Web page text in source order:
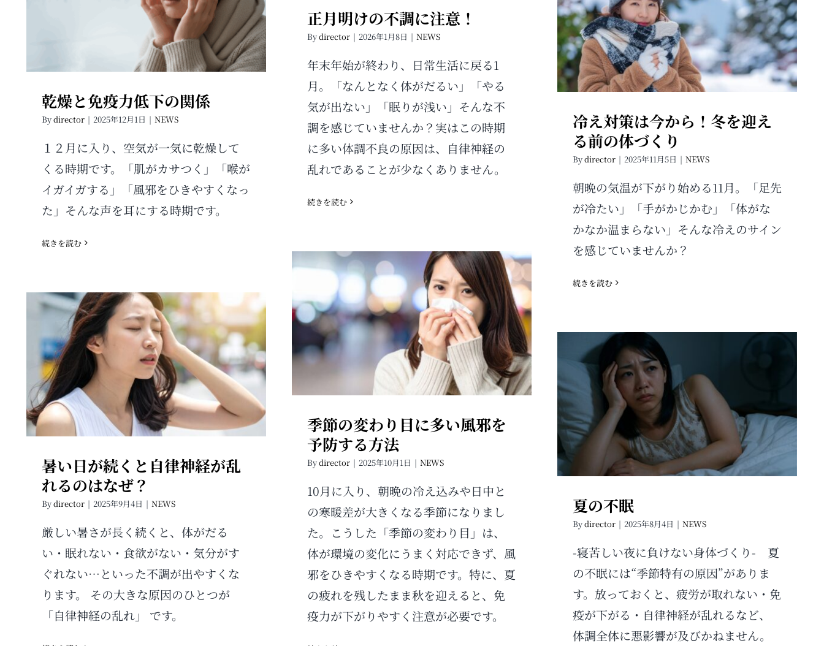
正月明けの不調に注意！
Bydirector | 2026年1月8日 | NEWS
年末年始が終わり、日常生活に戻る1
月。「なんとなく体がだるい」「やる
気が出ない」「眠りが浅い」そんな不
調を感じていませんか？実はこの時期
に多い体調不良の原因は、自律神経の
乱れであることが少なくありません。
続きを読む
乾燥と免疫力低下の関係
乾燥と免疫力低下の関係
Bydirector | 2025年12月1日 | NEWS
１２月に入り、空気が一気に乾燥して
くる時期です。「肌がカサつく」「喉が
イガイガする」「風邪をひきやすくなっ
た」そんな声を耳にする時期です。
続きを読む
冷え対策は今から！冬を迎える前
の体づくり
冷え対策は今から！冬を迎え
る前の体づくり
Bydirector | 2025年11月5日 | NEWS
朝晩の気温が下がり始める11月。「足先
が冷たい」「手がかじかむ」「体がな
かなか温まらない」そんな冷えのサイン
を感じていませんか？
続きを読む
季節の変わり目に多い風邪を予防
する方法
季節の変わり目に多い風邪を
予防する方法
Bydirector | 2025年10月1日 | NEWS
10月に入り、朝晩の冷え込みや日中と
の寒暖差が大きくなる季節になりまし
た。こうした「季節の変わり目」は、
体が環境の変化にうまく対応できず、風
邪をひきやすくなる時期です。特に、夏
の疲れを残したまま秋を迎えると、免
疫力が下がりやすく注意が必要です。
暑い日が続くと自律神経が乱れる
のはなぜ？
暑い日が続くと自律神経が乱
れるのはなぜ？
Bydirector | 2025年9月4日 | NEWS
厳しい暑さが長く続くと、体がだる
い・眠れない・食欲がない・気分がす
ぐれない…といった不調が出やすくな
ります。 その大きな原因のひとつが
「自律神経の乱れ」 です。
夏の不眠
夏の不眠
Bydirector | 2025年8月4日 | NEWS
-寝苦しい夜に負けない身体づくり- 夏
の不眠には“季節特有の原因”がありま
す。放っておくと、疲労が取れない・免
疫が下がる・自律神経が乱れるなど、
体調全体に悪影響が及びかねません。